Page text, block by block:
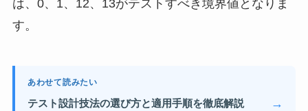
は、0、1、12、13がテストすべき境界値となりま
す。
あわせて読みたい
テスト設計技法の選び方と適用手順を徹底解説 →